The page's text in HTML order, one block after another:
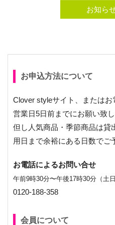
お知ら
お申込方法について
Clover styleサイト、または
営業日5日前までにお願い致し
但し人気商品・季節商品は貸
用日まで余裕にある日数でご
お電話によるお問い合せ
午前9時30分〜午後17時30分（土
0120-188-358
会員について